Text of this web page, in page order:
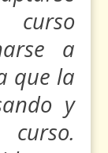
a
que la
y